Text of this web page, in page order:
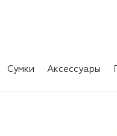
Сумки Аксессуары